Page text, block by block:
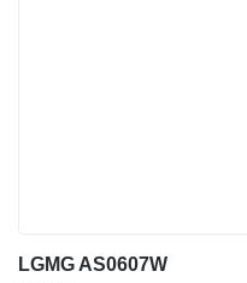
LGMG AS0607W